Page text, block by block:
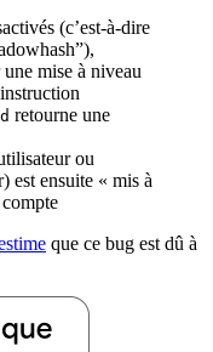
(c’est-à-dire
mise à niveau
retourne une
ou
est ensuite « mis à
que ce bug est dû à